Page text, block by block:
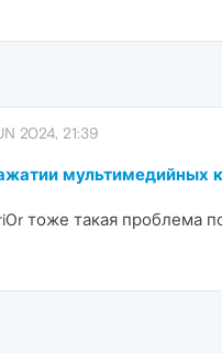
2024, 21:39
мультимедийных
тоже такая проблема